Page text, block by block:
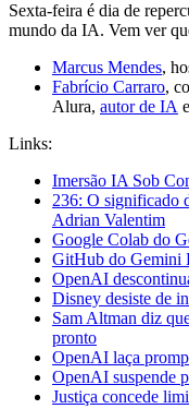
Sexta-feira é dia de
mundo da IA. Vem ver
Marcus Mendes,
Fabrício Carraro,
Alura, autor de IA
Links:
Imersão IA Sob
236: O significado
Adrian Valentim
Google Colab do
GitHub do Gemini
OpenAI
Disney desiste de
Sam Altman diz
pronto
OpenAI laça
OpenAI suspende
Justiça concede